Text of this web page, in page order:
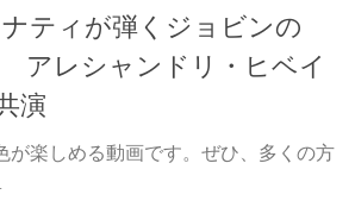
ティが弾くジョビンの
アレシャンドリ・ヒベイ
演
が楽しめる動画です。ぜひ、多くの方